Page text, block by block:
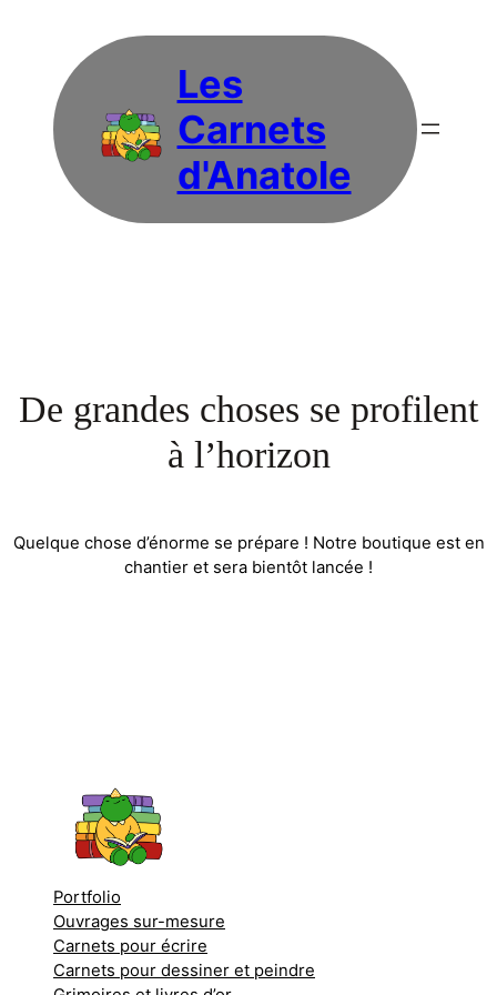
Les
Carnets
d'Anatole
De grandes choses se profilent
à l’horizon
Quelque chose d’énorme se prépare ! Notre boutique est en
chantier et sera bientôt lancée !
Portfolio
Ouvrages sur-mesure
Carnets pour écrire
Carnets pour dessiner et peindre